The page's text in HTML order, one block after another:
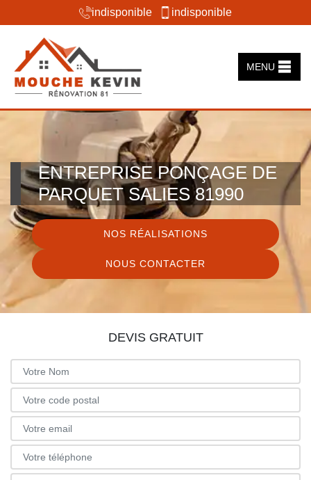
indisponible indisponible
MENU
ENTREPRISE PONÇAGE DE
PARQUET SALIES 81990
NOS RÉALISATIONS
NOUS CONTACTER
DEVIS GRATUIT